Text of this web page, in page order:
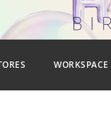
WORKSPACE